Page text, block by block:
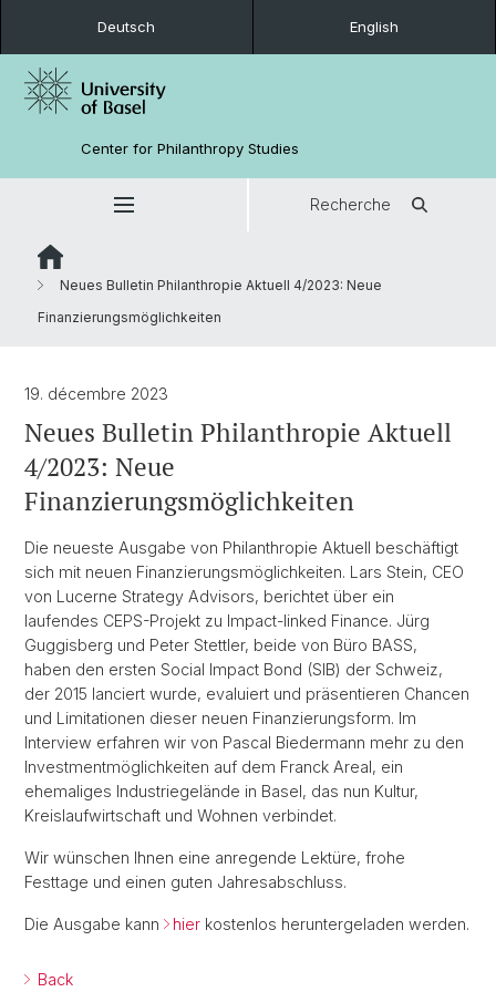
Deutsch English
Center for Philanthropy Studies
Recherche
Neues Bulletin Philanthropie Aktuell 4/2023: Neue
Finanzierungsmöglichkeiten
19. décembre 2023
Neues Bulletin Philanthropie Aktuell
4/2023: Neue
Finanzierungsmöglichkeiten
Die neueste Ausgabe von Philanthropie Aktuell beschäftigt
sich mit neuen Finanzierungsmöglichkeiten. Lars Stein, CEO
von Lucerne Strategy Advisors, berichtet über ein
laufendes CEPS-Projekt zu Impact-linked Finance. Jürg
Guggisberg und Peter Stettler, beide von Büro BASS,
haben den ersten Social Impact Bond (SIB) der Schweiz,
der 2015 lanciert wurde, evaluiert und präsentieren Chancen
und Limitationen dieser neuen Finanzierungsform. Im
Interview erfahren wir von Pascal Biedermann mehr zu den
Investmentmöglichkeiten auf dem Franck Areal, ein
ehemaliges Industriegelände in Basel, das nun Kultur,
Kreislaufwirtschaft und Wohnen verbindet.
Wir wünschen Ihnen eine anregende Lektüre, frohe
Festtage und einen guten Jahresabschluss.
Die Ausgabe kann hier kostenlos heruntergeladen werden.
Back